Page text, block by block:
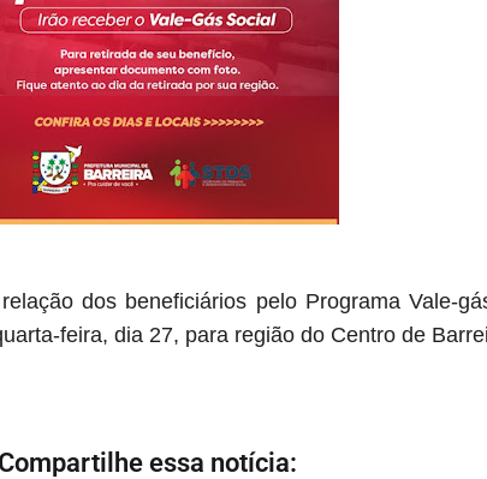
dos beneficiários pelo Programa Vale-
feira, dia 27, para região do Centro de
Compartilhe essa notícia: